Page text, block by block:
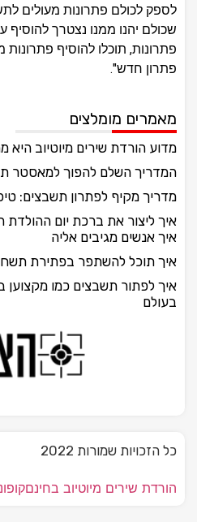
לספק לכולם פתרונות מעולים
שכולם יהנו ממנו נצטרך להוסיף
פתרונות, תוכלו להוסיף
פתרון חדש".
מאמרים מומלצים
מדוע הורדת שירים מיוטיוב
המדריך השלם להפוך למאסטר
מדריך מקיף לפתרון תשבצים:
איך ליצור את ברכת יום ההולדת
איך אנשים מגיבים אליה
איך תוכל להשתפר בפתירת
איך לפתור תשבצים כמו
בעולם
כל הזכויות שמורות 2022
הורדת שירים מיוטיוב בחינם